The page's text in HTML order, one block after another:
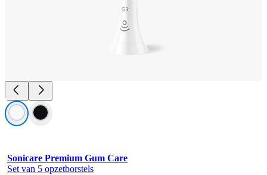
Sonicare Premium Gum Care
Set van 5 opzetborstels